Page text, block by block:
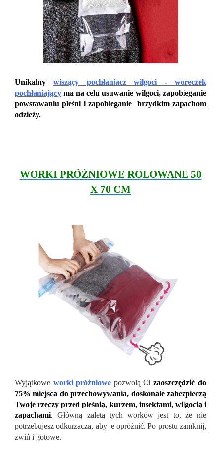
Unikalnywiszący pochłaniacz wilgoci - woreczek
pochłaniający ma na celu usuwanie wilgoci, zapobieganie
powstawaniu pleśni i zapobieganie brzydkim zapachom
odzieży.
WORKI PRÓŻNIOWE ROLOWANE 50
X 70 CM
Wyjątkowe worki próżniowepozwolą Cizaoszczędzić do
75% miejsca do przechowywania, doskonale zabezpieczą
Twoje rzeczy przed pleśnią, kurzem, insektami, wilgocią i
zapachami. Główną zaletą tych worków jest to, że nie
potrzebujesz odkurzacza, aby je opróżnić. Po prostu zamknij,
zwiń i gotowe.